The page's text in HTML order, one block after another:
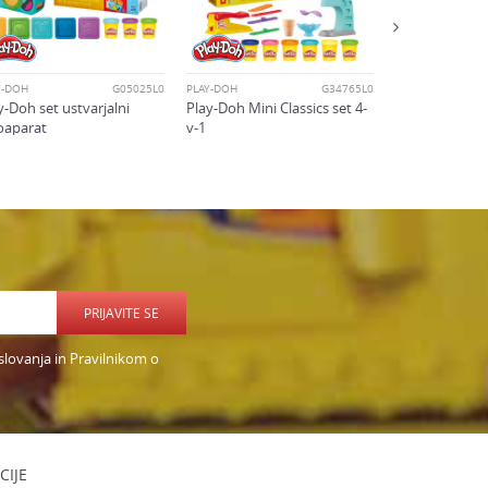
DOH G05025L0
Doh set ustvarjalni
PLAY-DOH G34765L0
Play-Doh Mini Classics set 4-
v-1
PRIJAVITE SE
in Pravilnikom o